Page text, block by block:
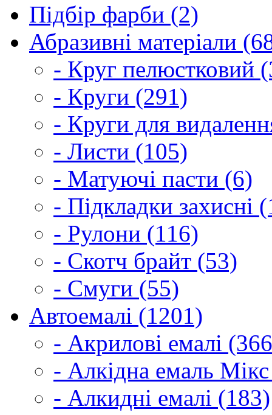
Підбір фарби (2)
Абразивні матеріали
- Круг пелюстковий
- Круги (291)
- Круги для
- Листи (105)
- Матуючі пасти (6)
- Підкладки захисні
- Рулони (116)
- Скотч брайт (53)
- Смуги (55)
Автоемалі (1201)
- Акрилові емалі
- Алкідна емаль
- Алкидні емалі (183)